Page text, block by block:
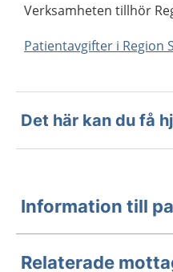
Verksamheten tillhör
Patientavgifter i Region
Det här kan du få
Information till
Relaterade